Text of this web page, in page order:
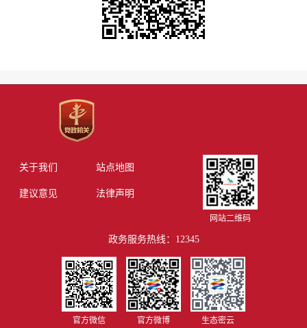
关于我们 站点地图
建议意见 法律声明
网站二维码
政务服务热线：12345
官方微信 官方微博 生态密云